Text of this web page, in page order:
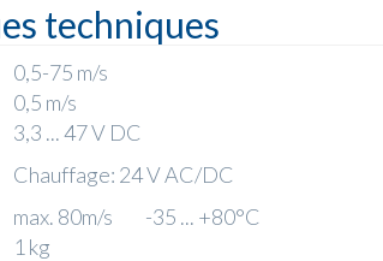
techniques
0,5-75 m/s
0,5 m/s
3,3 ... 47 V DC
Chauffage: 24 V AC/DC
max. 80m/s -35 ... +80°C
1 kg